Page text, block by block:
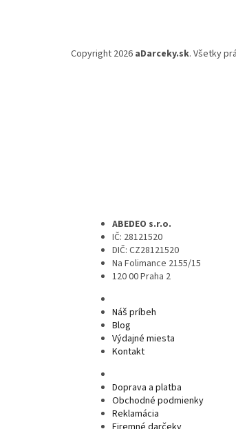
Copyright 2026 aDarceky.sk. Všetky
ABEDEO s.r.o.
IČ: 28121520
DIČ: CZ28121520
Na Folimance 2155/15
120 00 Praha 2
Náš príbeh
Blog
Výdajné miesta
Kontakt
Doprava a platba
Obchodné podmienky
Reklamácia